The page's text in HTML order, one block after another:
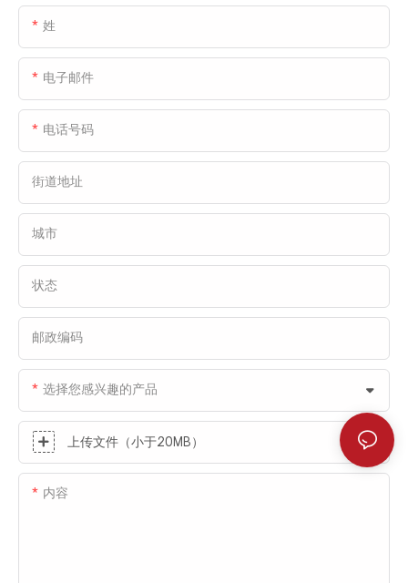
姓
电子邮件
电话号码
街道地址
城市
状态
邮政编码
选择您感兴趣的产品
上传文件（小于20MB）
内容